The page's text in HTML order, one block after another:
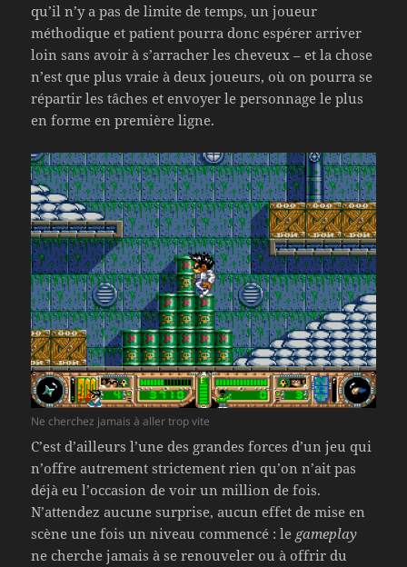
qu’il n’y a pas de limite de temps, un joueur
méthodique et patient pourra donc espérer arriver
loin sans avoir à s’arracher les cheveux – et la chose
n’est que plus vraie à deux joueurs, où on pourra se
répartir les tâches et envoyer le personnage le plus
en forme en première ligne.
Ne cherchez jamais à aller trop vite
C’est d’ailleurs l’une des grandes forces d’un jeu qui
n’offre autrement strictement rien qu’on n’ait pas
déjà eu l’occasion de voir un million de fois.
N’attendez aucune surprise, aucun effet de mise en
scène une fois un niveau commencé : le gameplay
ne cherche jamais à se renouveler ou à offrir du